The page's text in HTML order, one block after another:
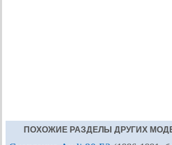
ПОХОЖИЕ РАЗДЕЛЫ ДРУГИХ